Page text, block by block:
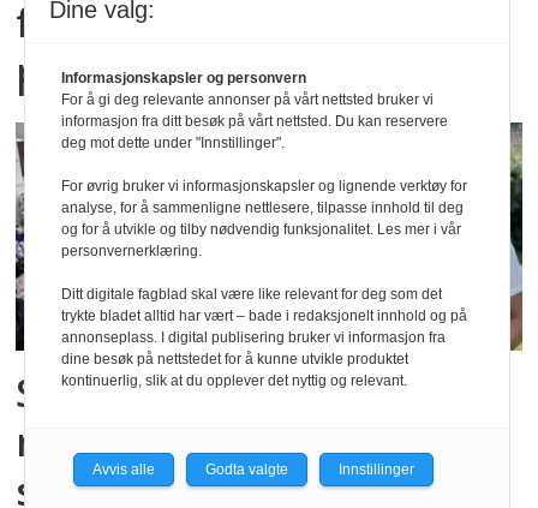
fortsatt tilgjengelige
plasser
Strømmet til barnehagen
med klær og utstyr etter
storbrann
Dine valg:
Informasjonskapsler og personvern
For å gi deg relevante annonser på vårt nettsted bruker vi
informasjon fra ditt besøk på vårt nettsted. Du kan reservere
deg mot dette under "Innstillinger".
For øvrig bruker vi informasjonskapsler og lignende verktøy for
analyse, for å sammenligne nettlesere, tilpasse innhold til deg
og for å utvikle og tilby nødvendig funksjonalitet. Les mer i vår
personvernerklæring.
Ditt digitale fagblad skal være like relevant for deg som det
trykte bladet alltid har vært – bade i redaksjonelt innhold og på
annonseplass. I digital publisering bruker vi informasjon fra
dine besøk på nettstedet for å kunne utvikle produktet
kontinuerlig, slik at du opplever det nyttig og relevant.
Avvis alle Godta valgte Innstillinger